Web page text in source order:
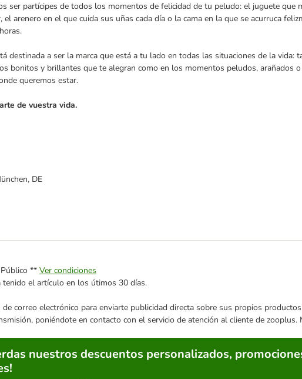
ser partícipes de todos los momentos de felicidad de tu peludo: el juguete que
el arenero en el que cuida sus uñas cada día o la cama en la que se acurruca
destinada a ser la marca que está a tu lado en todas las situaciones de la vida:
bonitos y brillantes que te alegran como en los momentos peludos, arañados
queremos estar.
de vuestra vida.
DE
** Ver condiciones
el artículo en los útimos 30 días.
correo electrónico para enviarte publicidad directa sobre sus propios
poniéndote en contacto con el servicio de atención al cliente de zooplus.
nuestros descuentos personalizados,